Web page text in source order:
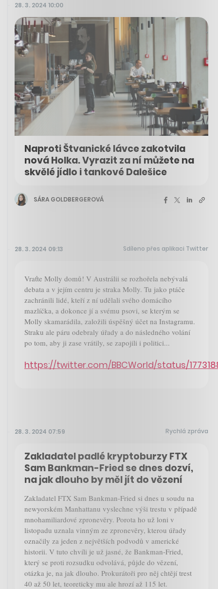
28. 3. 2024 10:00
Naproti Štvanické lávce zakotvila
nová Holka. Vyrazit za ní můžete na
skvělé jídlo i tankové Dalešice
SÁRA GOLDBERGEROVÁ
28. 3. 2024 09:13 Sdíleno přes aplikaci Twitter
Vraťte Molly domů! V Austrálii se rozhořela nebývalá
debata a v jejím centru je straka Molly. Tu jako ptáče
zachránili lidé, kteří z ní udělali svého domácího
mazlíčka, a dokonce jí a svému psovi, se kterým se
Molly skamarádila, založili úspěšný účet na Instagramu.
Straku ale páru odebraly úřady a do následného volání
po tom, aby ji zase vrátily, se zapojili i politici...
https://twitter.com/BBCWorld/status/
28. 3. 2024 07:59 Rychlá zpráva
Zakladatel padlé kryptoburzy FTX
Sam Bankman-Fried se dnes dozví,
na jak dlouho by měl jít do vězení
Zakladatel FTX Sam Bankman-Fried si dnes u soudu na
newyorském Manhattanu vyslechne výši trestu v případě
mnohamiliardové zpronevěry. Porota ho už loni v
listopadu uznala vinným ze zpronevěry, kterou úřady
označily za jeden z největších podvodů v americké
historii. V tuto chvíli je už jasné, že Bankman-Fried,
který se proti rozsudku odvolává, půjde do vězení,
otázka je, na jak dlouho. Prokurátoři pro něj chtějí trest
40 až 50 let, teoreticky mu ale hrozí až 115 let.